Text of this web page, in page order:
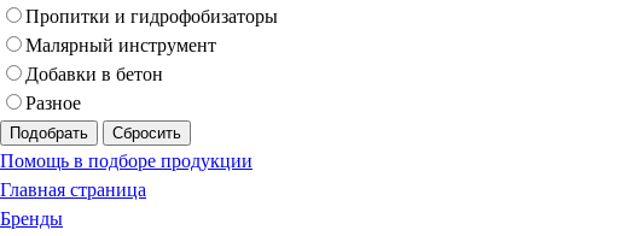
Пропитки и гидрофобизаторы
Малярный инструмент
Добавки в бетон
Разное
Подобрать Сбросить
Помощь в подборе продукции
Главная страница
Бренды